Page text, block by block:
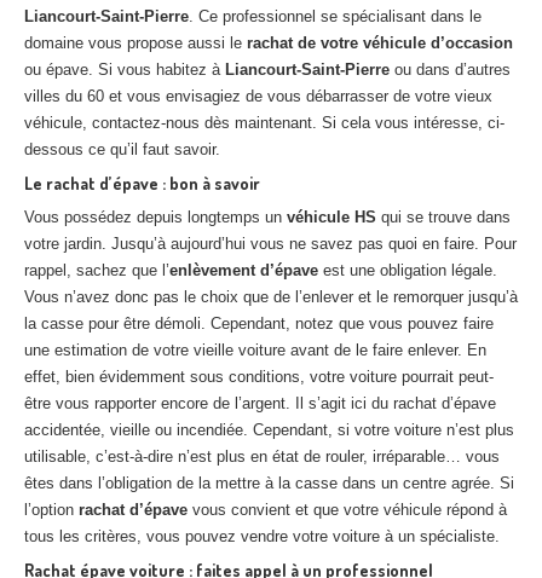
Liancourt-Saint-Pierre. Ce professionnel se spécialisant dans le
domaine vous propose aussi le rachat de votre véhicule d’occasion
ou épave. Si vous habitez à Liancourt-Saint-Pierre ou dans d’autres
villes du 60 et vous envisagiez de vous débarrasser de votre vieux
véhicule, contactez-nous dès maintenant. Si cela vous intéresse, ci-
dessous ce qu’il faut savoir.
Le rachat d’épave : bon à savoir
Vous possédez depuis longtemps un véhicule HS qui se trouve dans
votre jardin. Jusqu’à aujourd’hui vous ne savez pas quoi en faire. Pour
rappel, sachez que l’enlèvement d’épave est une obligation légale.
Vous n’avez donc pas le choix que de l’enlever et le remorquer jusqu’à
la casse pour être démoli. Cependant, notez que vous pouvez faire
une estimation de votre vieille voiture avant de le faire enlever. En
effet, bien évidemment sous conditions, votre voiture pourrait peut-
être vous rapporter encore de l’argent. Il s’agit ici du rachat d’épave
accidentée, vieille ou incendiée. Cependant, si votre voiture n’est plus
utilisable, c’est-à-dire n’est plus en état de rouler, irréparable… vous
êtes dans l’obligation de la mettre à la casse dans un centre agrée. Si
l’option rachat d’épave vous convient et que votre véhicule répond à
tous les critères, vous pouvez vendre votre voiture à un spécialiste.
Rachat épave voiture : faites appel à un professionnel